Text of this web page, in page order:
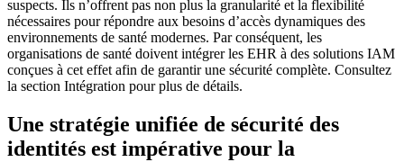
suspects. Ils n’offrent pas non plus la granularité et la flexibilité
nécessaires pour répondre aux besoins d’accès dynamiques des
environnements de santé modernes. Par conséquent, les
organisations de santé doivent intégrer les EHR à des solutions IAM
conçues à cet effet afin de garantir une sécurité complète. Consultez
la section Intégration pour plus de détails.
Une stratégie unifiée de sécurité des
identités est impérative pour la